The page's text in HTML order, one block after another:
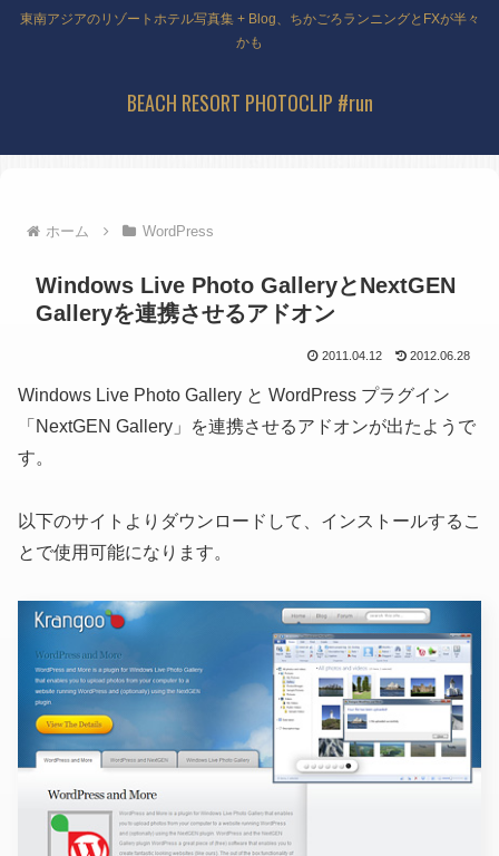
東南アジアのリゾートホテル写真集 + Blog、ちかごろランニングとFXが半々
かも
BEACH RESORT PHOTOCLIP #run
ホーム WordPress
Windows Live Photo GalleryとNextGEN
Galleryを連携させるアドオン
2011.04.12 2012.06.28
Windows Live Photo Gallery と WordPress プラグイン
「NextGEN Gallery」を連携させるアドオンが出たようで
す。
以下のサイトよりダウンロードして、インストールするこ
とで使用可能になります。